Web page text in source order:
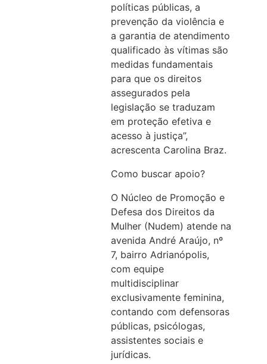
políticas públicas, a
prevenção da violência e
a garantia de atendimento
qualificado às vítimas são
medidas fundamentais
para que os direitos
assegurados pela
legislação se traduzam
em proteção efetiva e
acesso à justiça”,
acrescenta Carolina Braz.
Como buscar apoio?
O Núcleo de Promoção e
Defesa dos Direitos da
Mulher (Nudem) atende na
avenida André Araújo, nº
7, bairro Adrianópolis,
com equipe
multidisciplinar
exclusivamente feminina,
contando com defensoras
públicas, psicólogas,
assistentes sociais e
jurídicas.